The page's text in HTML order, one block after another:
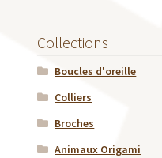
Collections
Boucles d'oreille
Colliers
Broches
Animaux Origami